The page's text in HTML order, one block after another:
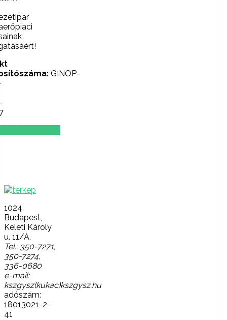
GINOP-
1024
Budapest,
Keleti Károly
u. 11/A.
Tel.: 350-7271,
350-7274,
336-0680
e-mail:
kszgysz(kukac)kszgysz.hu
adószám:
18013021-2-
41